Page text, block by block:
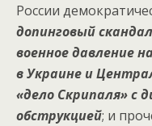
России
допинговый
военное давление
в Украине и
«дело Скрипаля» с
обструкцией; и